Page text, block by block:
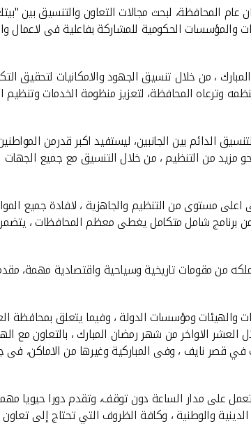
عام المحافظة، لبحث مجالات التعاون والتنسيق بين
والمؤسسات الحكومية للمشاركة بفاعلية فى
، من خلال تنسيق الجهود والامكانيات لتحقيق
وترعاه المحافظة، لتعزيز منظومة الخدمات
الدائم بين الجانبين، ليستفيد اكبر قدرمن
مزيد من التنظيم ، من خلال التنسيق مع جميع الجهات
مستوى من التنظيم والجاهزية ، لافادة جميع
شامل متكامل يغطى معظم المحافظات ،
من مقومات تاريخية وسياحية واقتصادية مهمة،
والهيئات ومؤسسات الدولة ، وفيما يتعلق
الاواخر من شهر رمضان المبارك ، بالتعاون مع
في قصر نايف ، وفى المباركية وغيرها من الاماكن،
على مدار الساعة دون توقف، وتقدم دورا حيويا
والوطنية ، وكافة الظروف التي تحتاج إلى